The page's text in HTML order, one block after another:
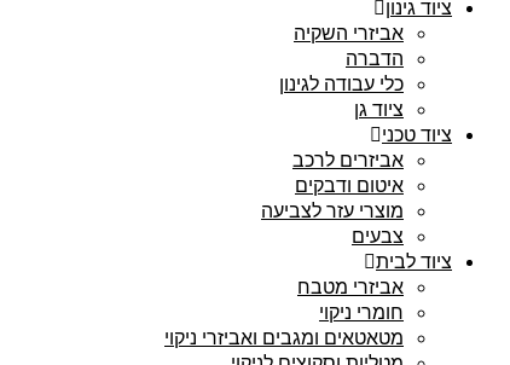
ציוד גינון
אביזרי השקיה
הדברה
כלי עבודה לגינון
ציוד גן
ציוד טכני
אביזרים לרכב
איטום ודבקים
מוצרי עזר לצביעה
צבעים
ציוד לבית
אביזרי מטבח
חומרי ניקוי
מטאטאים ומגבים ואביזרי ניקוי